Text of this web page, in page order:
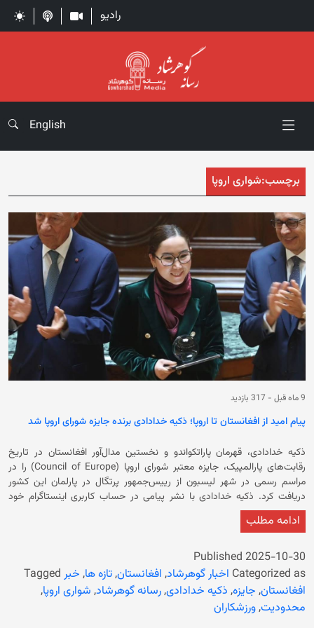
رادیو
English
برچسب:شواری اروپا
9 ماه قبل - 317 بازدید
پیام امید از افغانستان تا اروپا؛ ذکیه خدادادی برنده جایزه شورای اروپا شد
ذکیه خدادادی، قهرمان پاراتکواندو و نخستین مدال‌آور افغانستان در تاریخ
رقابت‌های پارالمپیک، جایزه معتبر شورای اروپا (Council of Europe) را در
مراسم رسمی در شهر لیسبون از رییس‌جمهور پرتگال در پارلمان این کشور
دریافت کرد. ذکیه خدادادی با نشر پیامی در حساب کاربری اینستاگرام خود
Prize) یاد می‌شود، یکی از مهم‌ترین جوایز بین‌المللی در عرصه حقوق بشر و
مارسلو ربلو دی سوزا، رییس‌جمهور پرتگال، شخصاً این جایزه را به ذکیه
خدادادی اهدا کرد. خانم خدادادی در مورد این جایزه گفته است: «این تقدیر
برای من تنها یک جایزه نیست، بلکه نمادی است از امید، مقاومت و باور به
رؤیاها برای تمام کسانی که در مسیر زندگی با موانع بزرگ روبه‌رو می‌شوند، اما باز
هم تسلیم نمی‌شوند.» وی در ادامه تاکید کرده است: «به عنوان یک ورزشکار
ادامه مطلب
Published 2025-10-30
Categorized as اخبار گوهرشاد, افغانستان,تازه ها, خبر Tagged
افغانستان, جایزه, ذکیه خدادادی,رسانه گوهرشاد, شواری اروپا,
محدودیت,ورزشکاران